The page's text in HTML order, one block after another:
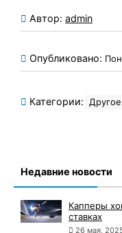
Автор: admin
Опубликовано:
Категории: Другое
Недавние новости
Капперы
ставках
26 мая,